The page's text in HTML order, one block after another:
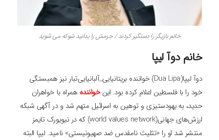
خانم بازیگر را دستگیر کردند / جرمش را بدانید شوکه می شوید
خانم دوآ لیپا
دوآ لیپا(Dua Lipa) خواننده بریتانیایی_آلبانیایی‌تبار نیز همبستگی
خود را با فلسطین اعلام کرده بود. اینخواننده همراه با خواهران
حدید، به یهودستیزی و توهین به اسرائیل متهم شد و در آگهی شبکه
ارزش‌های جهانی(world values network) که در نیویورک تایمز
منتشر شد او را «تثلیث نامقدس ضد صهیونیستی» نامید. لیپا البته